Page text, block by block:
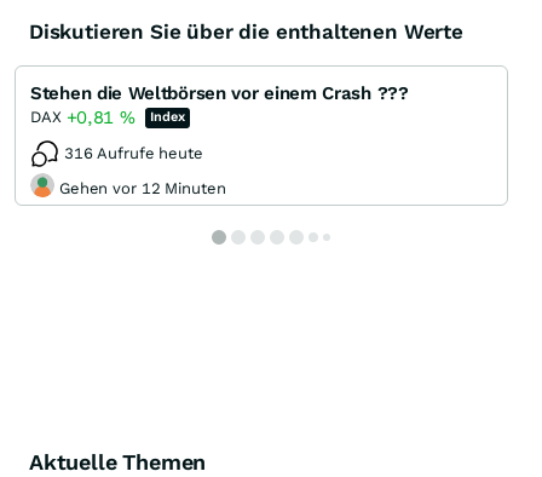
Diskutieren Sie über die enthaltenen Werte
Stehen die Weltbörsen vor einem Crash ???
DAX +0,81 % Index
316 Aufrufe heute
Gehen vor 12 Minuten
Aktuelle Themen